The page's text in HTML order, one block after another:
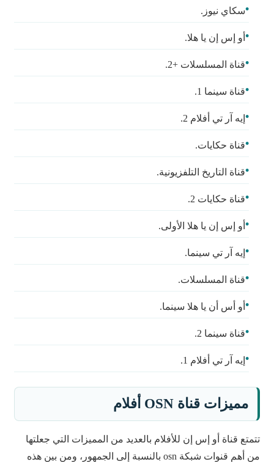
سكاي نيوز.
أو إس إن يا هلا.
قناة المسلسلات +2.
قناة سينما 1.
إيه آر تي أفلام 2.
قناة حكايات.
قناة التاريخ التلفزيونية.
قناة حكايات 2.
أو إس إن يا هلا الأولى.
إيه آر تي سينما.
قناة المسلسلات.
أو أس أن يا هلا سينما.
قناة سينما 2.
إيه آر تي أفلام 1.
مميزات قناة OSN أفلام
تتمتع قناة أو إس إن للأفلام بالعديد من المميزات التي جعلتها
من أهم قنوات شبكة osn بالنسبة إلى الجمهور، ومن بين هذه